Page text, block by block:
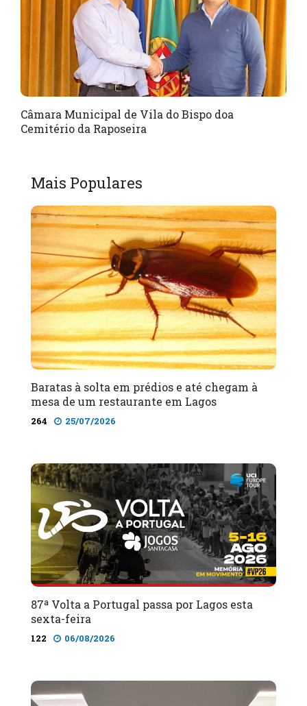
Câmara Municipal de Vila do Bispo doa
Cemitério da Raposeira
Mais Populares
Baratas à solta em prédios e até chegam à
mesa de um restaurante em Lagos
264 25/07/2026
87ª Volta a Portugal passa por Lagos esta
sexta-feira
122 06/08/2026